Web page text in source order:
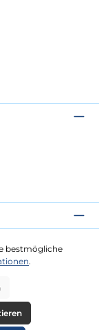
bestmögliche
.